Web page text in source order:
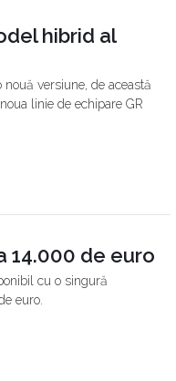
hibrid al
versiune, de această
linie de echipare GR
14.000 de euro
cu o singură
euro.